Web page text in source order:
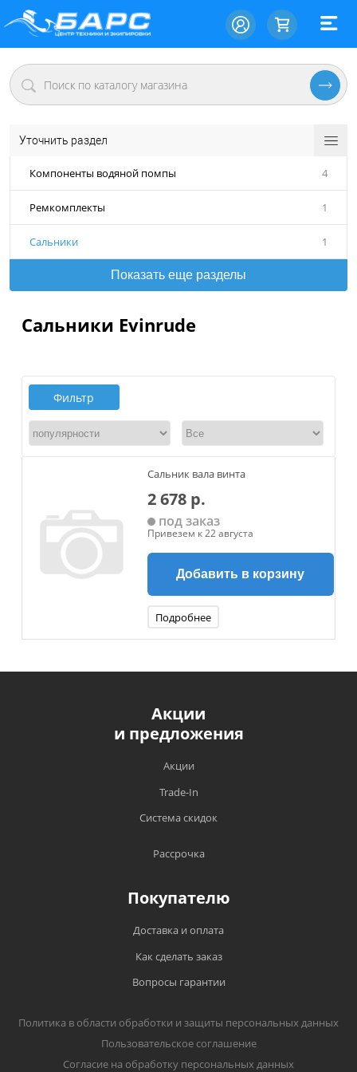
Уточнить раздел
Компоненты водяной помпы 4
Ремкомплекты 1
Сальники 1
Показать еще разделы
Сальники Evinrude
Фильтр
Сальник вала винта
2 678 р.
под заказ
Привезем к 22 августа
Добавить в корзину
Подробнее
Акции
и предложения
Акции
Trade-In
Система скидок
Рассрочка
Покупателю
Доставка и оплата
Как сделать заказ
Вопросы гарантии
Политика в области обработки и защиты персональных данных
Пользовательское соглашение
Согласие на обработку персональных данных